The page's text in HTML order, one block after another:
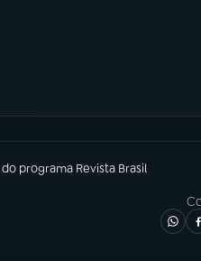
do programa Revista Brasil